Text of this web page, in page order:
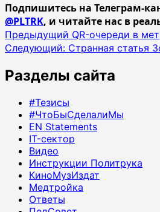
Подпишитесь на Телеграм-
@PLTRK, и читайте нас в
Навигация
записи
Предыдущий QR-очереди в
Следующий: Странная статья
Разделы сайта
#Тезисы
#ЧтоБыСделалиМы
EN Statements
IT-сектор
Видео
Инструкции Политрука
КиноМузИздат
Медтройка
Ответы